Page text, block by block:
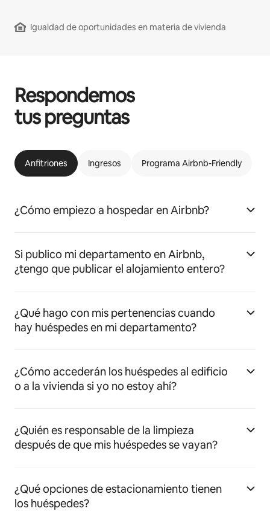
Igualdad de oportunidades en materia de vivienda
Respondemos
tus preguntas
Anfitriones Ingresos Programa Airbnb-Friendly
¿Cómo empiezo a hospedar en Airbnb?
Si publico mi departamento en Airbnb,
¿tengo que publicar el alojamiento entero?
¿Qué hago con mis pertenencias cuando
hay huéspedes en mi departamento?
¿Cómo accederán los huéspedes al edificio
o a la vivienda si yo no estoy ahí?
¿Quién es responsable de la limpieza
después de que mis huéspedes se vayan?
¿Qué opciones de estacionamiento tienen
los huéspedes?